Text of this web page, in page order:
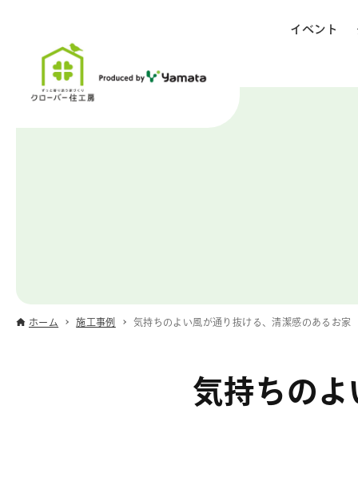
イベント
ホーム 施工事例 気持ちのよい風が通り抜ける、清潔感のあるお家
気持ちの